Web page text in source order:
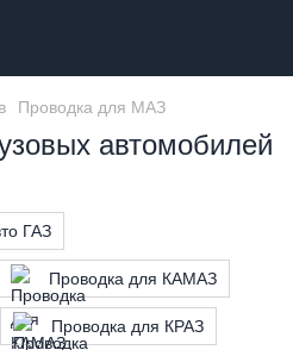
Проводка для МАЗ
автомобилей
ГАЗ
Проводка для КАМАЗ
Проводка для КРАЗ